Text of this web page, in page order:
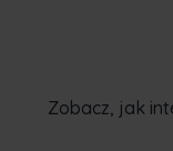
Zobacz, jak